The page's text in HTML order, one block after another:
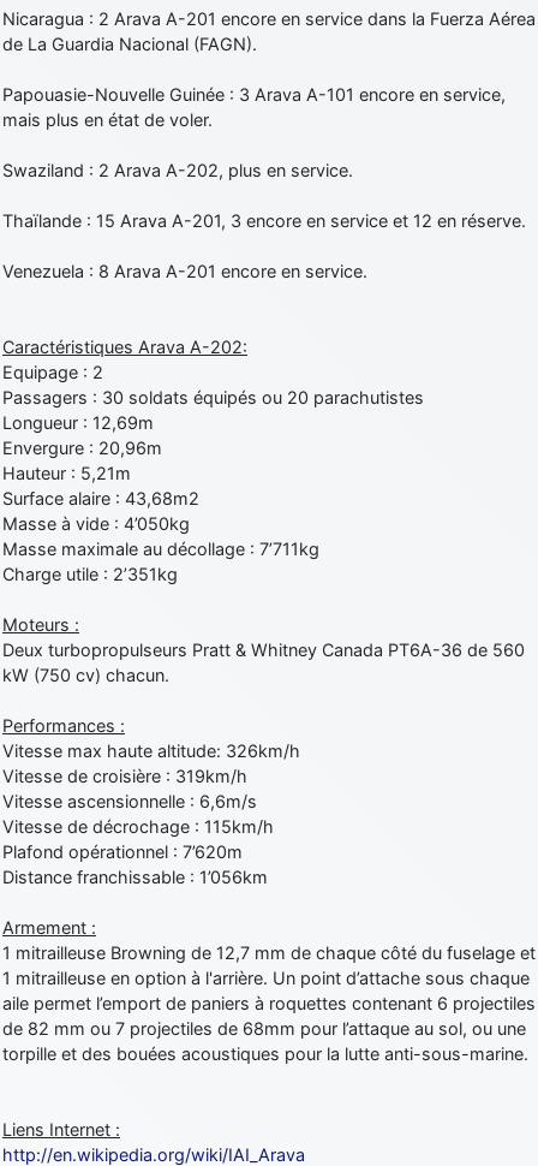
Nicaragua : 2 Arava A-201 encore en service dans la Fuerza Aérea
de La Guardia Nacional (FAGN).
Papouasie-Nouvelle Guinée : 3 Arava A-101 encore en service,
mais plus en état de voler.
Swaziland : 2 Arava A-202, plus en service.
Thaïlande : 15 Arava A-201, 3 encore en service et 12 en réserve.
Venezuela : 8 Arava A-201 encore en service.
Caractéristiques Arava A-202:
Equipage : 2
Passagers : 30 soldats équipés ou 20 parachutistes
Longueur : 12,69m
Envergure : 20,96m
Hauteur : 5,21m
Surface alaire : 43,68m2
Masse à vide : 4’050kg
Masse maximale au décollage : 7’711kg
Charge utile : 2’351kg
Moteurs :
Deux turbopropulseurs Pratt & Whitney Canada PT6A-36 de 560
kW (750 cv) chacun.
Performances :
Vitesse max haute altitude: 326km/h
Vitesse de croisière : 319km/h
Vitesse ascensionnelle : 6,6m/s
Vitesse de décrochage : 115km/h
Plafond opérationnel : 7’620m
Distance franchissable : 1’056km
Armement :
1 mitrailleuse Browning de 12,7 mm de chaque côté du fuselage et
1 mitrailleuse en option à l'arrière. Un point d’attache sous chaque
aile permet l’emport de paniers à roquettes contenant 6 projectiles
de 82 mm ou 7 projectiles de 68mm pour l’attaque au sol, ou une
torpille et des bouées acoustiques pour la lutte anti-sous-marine.
Liens Internet :
http://en.wikipedia.org/wiki/IAI_Arava